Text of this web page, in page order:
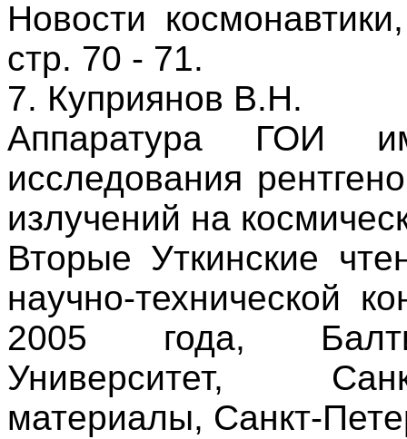
Новости
стр. 70 - 71.
7. Куприянов В.Н.
Аппаратура ГОИ
исследования
излучений на
Вторые Уткинские
научно-технической
2005 года,
Университет,
материалы, Санкт-